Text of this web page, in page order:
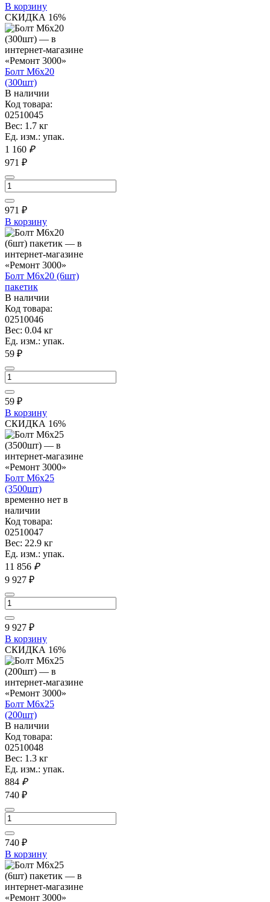
В корзину
СКИДКА 16%
Болт М6х20
(300шт)
В наличии
Код товара:
02510045
Вес: 1.7 кг
Ед. изм.: упак.
1 160 ₽
971 ₽
971 ₽
В корзину
Болт М6х20 (6шт)
пакетик
В наличии
Код товара:
02510046
Вес: 0.04 кг
Ед. изм.: упак.
59 ₽
59 ₽
В корзину
СКИДКА 16%
Болт М6х25
(3500шт)
временно нет в
наличии
Код товара:
02510047
Вес: 22.9 кг
Ед. изм.: упак.
11 856 ₽
9 927 ₽
9 927 ₽
В корзину
СКИДКА 16%
Болт М6х25
(200шт)
В наличии
Код товара:
02510048
Вес: 1.3 кг
Ед. изм.: упак.
884 ₽
740 ₽
740 ₽
В корзину